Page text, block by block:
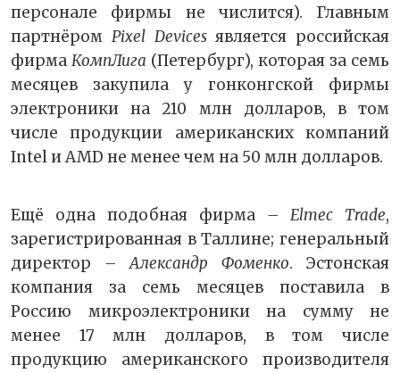
персонале фирмы не числится). Главным
партнёром Pixel Devicesявляется российская
фирма КомпЛига (Петербург), которая за семь
месяцев закупила у гонконгской фирмы
электроники на 210 млн долларов, в том
числе продукции американских компаний
Intel и AMD не менее чем на 50 млн долларов.
Ещё одна подобная фирма – Elmec Trade,
зарегистрированная в Таллине; генеральный
директор – Александр Фоменко. Эстонская
компания за семь месяцев поставила в
Россию микроэлектроники на сумму не
менее 17 млн долларов, в том числе
продукцию американского производителя